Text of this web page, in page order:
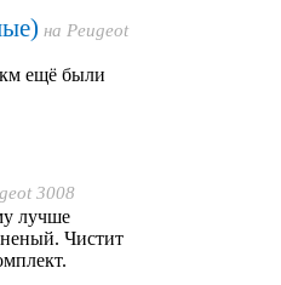
на Peugeot
ещё были
3008
лучше
Чистит